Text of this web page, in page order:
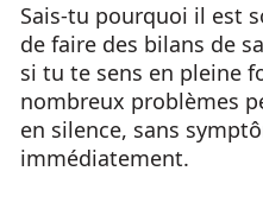
Sais-tu pourquoi il est
de faire des bilans de
si tu te sens en pleine
nombreux problèmes
en silence, sans
immédiatement.